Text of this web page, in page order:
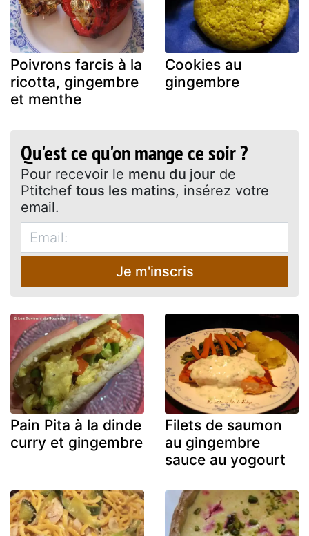
Poivrons farcis à la
ricotta, gingembre
et menthe
Cookies au
gingembre
Qu'est ce qu'on mange ce soir ?
Pour recevoir le menu du jour de
Ptitchef tous les matins, insérez votre
email.
Je m'inscris
Pain Pita à la dinde
curry et gingembre
Filets de saumon
au gingembre
sauce au yogourt